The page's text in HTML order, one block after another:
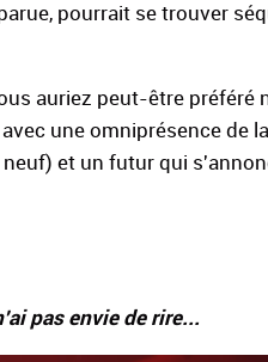
pourrait se trouver
auriez peut-être préféré
une omniprésence de
et un futur qui
pas envie de rire...